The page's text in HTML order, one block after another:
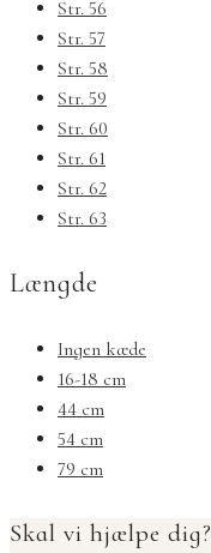
Str. 56
Str. 57
Str. 58
Str. 59
Str. 60
Str. 61
Str. 62
Str. 63
Længde
Ingen kæde
16-18 cm
44 cm
54 cm
79 cm
Skal vi hjælpe dig?